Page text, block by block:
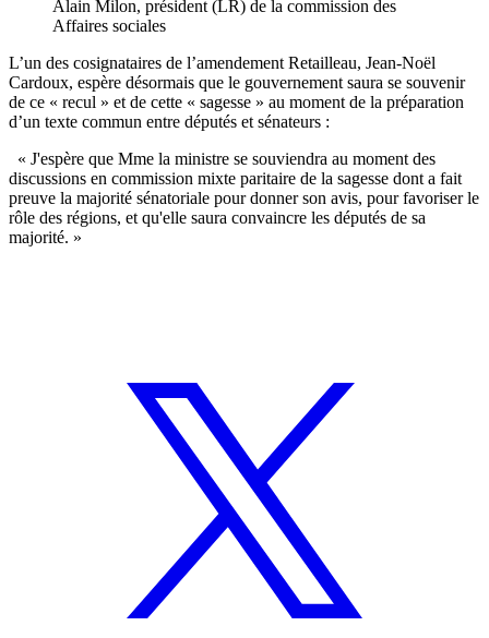
Alain Milon, président (LR) de la commission des
Affaires sociales
L’un des cosignataires de l’amendement Retailleau, Jean-Noël
Cardoux, espère désormais que le gouvernement saura se souvenir
de ce « recul » et de cette « sagesse » au moment de la préparation
d’un texte commun entre députés et sénateurs :
« J'espère que Mme la ministre se souviendra au moment des
discussions en commission mixte paritaire de la sagesse dont a fait
preuve la majorité sénatoriale pour donner son avis, pour favoriser le
rôle des régions, et qu'elle saura convaincre les députés de sa
majorité. »